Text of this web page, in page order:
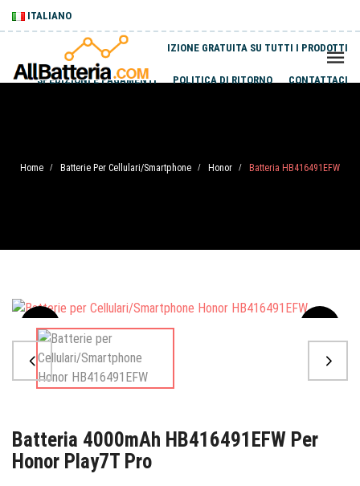
ITALIANO
SPEDIZIONE GRATUITA SU TUTTI I PRODOTTI
SPEDIZIONI E PAGAMENTI POLITICA DI RITORNO CONTATTACI
Home / Batterie Per Cellulari/Smartphone / Honor / Batteria HB416491EFW
Sale
Batteria 4000mAh HB416491EFW Per
Honor Play7T Pro